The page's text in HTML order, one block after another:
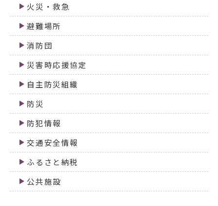
火災・救急
避難場所
消防団
災害時応援協定
自主防災組織
防災
防犯情報
交通安全情報
ふるさと納税
公共施設